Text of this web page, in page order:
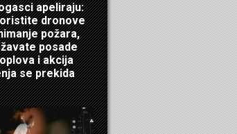
apeliraju:
dronove
požara,
posade
i akcija
se prekida